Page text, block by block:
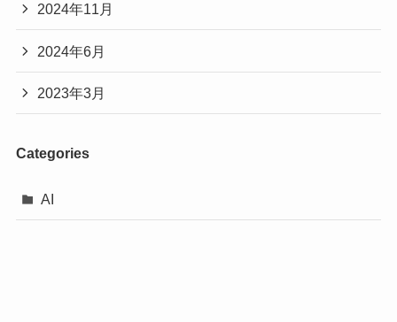
2024年11月
2024年6月
2023年3月
Categories
AI